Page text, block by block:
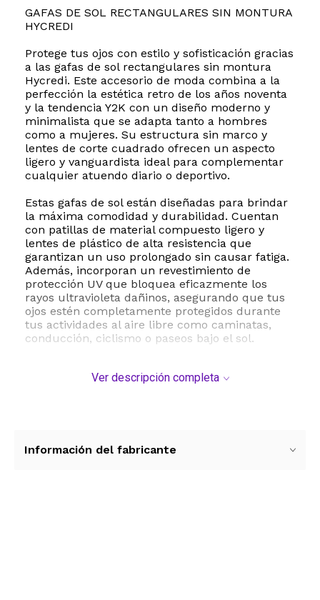
GAFAS DE SOL RECTANGULARES SIN MONTURA
HYCREDI
Protege tus ojos con estilo y sofisticación gracias
a las gafas de sol rectangulares sin montura
Hycredi. Este accesorio de moda combina a la
perfección la estética retro de los años noventa
y la tendencia Y2K con un diseño moderno y
minimalista que se adapta tanto a hombres
como a mujeres. Su estructura sin marco y
lentes de corte cuadrado ofrecen un aspecto
ligero y vanguardista ideal para complementar
cualquier atuendo diario o deportivo.
Estas gafas de sol están diseñadas para brindar
la máxima comodidad y durabilidad. Cuentan
con patillas de material compuesto ligero y
lentes de plástico de alta resistencia que
garantizan un uso prolongado sin causar fatiga.
Además, incorporan un revestimiento de
protección UV que bloquea eficazmente los
rayos ultravioleta dañinos, asegurando que tus
ojos estén completamente protegidos durante
tus actividades al aire libre como caminatas,
conducción, ciclismo o paseos bajo el sol.
modelo unisex se adapta de forma natural a la
lo que proporciona una cobertura minimalista
Ver descripción completa
Información del fabricante